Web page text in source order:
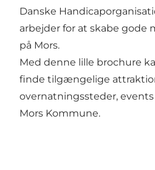
Danske
arbejder for at skabe gode
på Mors.
Med denne lille brochure
finde tilgængelige
overnatningssteder,
Mors Kommune.